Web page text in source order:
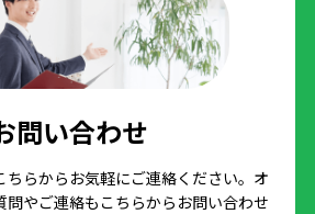
問い合わせ
ちらからお気軽にご連絡ください。オ
問やご連絡もこちらからお問い合わせ